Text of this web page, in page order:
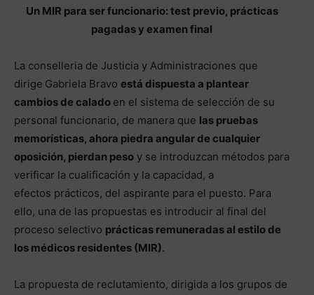
Un MIR para ser funcionario: test previo, prácticas
pagadas y examen final
La conselleria de Justicia y Administraciones que
dirige Gabriela Bravo está dispuesta a plantear
cambios de calado en el sistema de selección de su
personal funcionario, de manera que las pruebas
memorísticas, ahora piedra angular de cualquier
oposición, pierdan peso y se introduzcan métodos para
verificar la cualificación y la capacidad, a
efectos prácticos, del aspirante para el puesto. Para
ello, una de las propuestas es introducir al final del
proceso selectivo prácticas remuneradas al estilo de
los médicos residentes (MIR).
La propuesta de reclutamiento, dirigida a los grupos de